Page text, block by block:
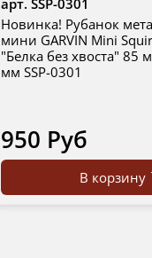
Новинка! Рубанок
мини GARVIN Mini
"Белка без хвоста" 85
мм SSP-0301
950 Руб
В корзину